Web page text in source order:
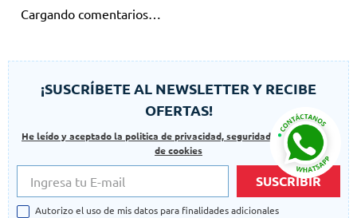
Cargando comentarios…
¡SUSCRÍBETE AL NEWSLETTER Y RECIBE
OFERTAS!
He leído y aceptado la politica de privacidad, seguridad y las politicas
de cookies
SUSCRIBIR
Autorizo el uso de mis datos para finalidades adicionales